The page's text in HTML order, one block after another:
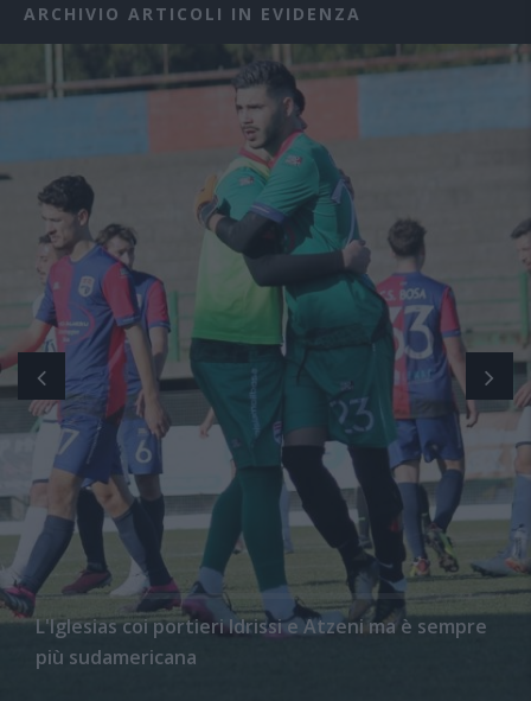
ARCHIVIO ARTICOLI IN EVIDENZA
L'Iglesias coi portieri Idrissi e Atzeni ma è sempre
più sudamericana